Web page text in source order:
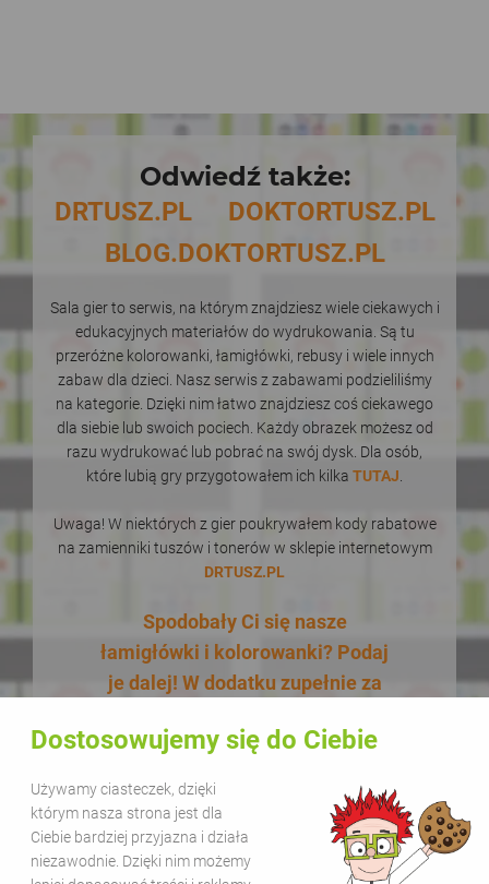
Dostosowujemy się do Ciebie
Używamy ciasteczek, dzięki
którym nasza strona jest dla
Ciebie bardziej przyjazna i działa
niezawodnie. Dzięki nim możemy
Odwiedź także:
DRTUSZ.PL
DOKTORTUSZ.PL
BLOG.DOKTORTUSZ.PL
Sala gier to serwis, na którym znajdziesz wiele ciekawych i
edukacyjnych materiałów do wydrukowania. Są tu
przeróżne kolorowanki, łamigłówki, rebusy i wiele innych
zabaw dla dzieci. Nasz serwis z zabawami podzieliliśmy
na kategorie. Dzięki nim łatwo znajdziesz coś ciekawego
dla siebie lub swoich pociech. Każdy obrazek możesz od
razu wydrukować lub pobrać na swój dysk. Dla osób,
które lubią gry przygotowałem ich kilka TUTAJ
Uwaga! W niektórych z gier poukrywałem kody rabatowe
na zamienniki tuszów i tonerów w sklepie internetowym
DRTUSZ.PL
Spodobały Ci się nasze
łamigłówki i kolorowanki? Podaj
je dalej! W dodatku zupełnie za
materiałów w celach
Wystarczy, że zamieścisz na
swojej stronie lub kanale
informację, że pochodzą one z